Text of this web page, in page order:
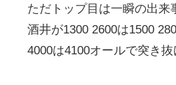
ただトップ目は一瞬の出来
酒井が1300 2600は1500
4000は4100オールで突き